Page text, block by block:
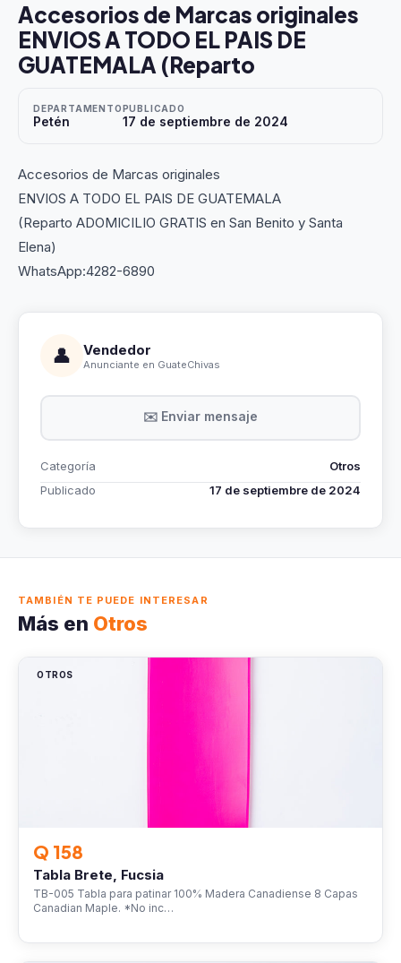
Accesorios de Marcas originales
ENVIOS A TODO EL PAIS DE
GUATEMALA (Reparto
DEPARTAMENTO
Petén
PUBLICADO
17 de septiembre de 2024
Accesorios de Marcas originales
ENVIOS A TODO EL PAIS DE GUATEMALA
(Reparto ADOMICILIO GRATIS en San Benito y Santa
Elena)
WhatsApp:4282-6890
👤 Vendedor
Anunciante en GuateChivas
✉️ Enviar mensaje
Categoría
Otros
Publicado
17 de septiembre de 2024
TAMBIÉN TE PUEDE INTERESAR
Más en Otros
OTROS
Q 158
Tabla Brete, Fucsia
TB-005 Tabla para patinar 100% Madera Canadiense 8 Capas
Canadian Maple. *No inc…